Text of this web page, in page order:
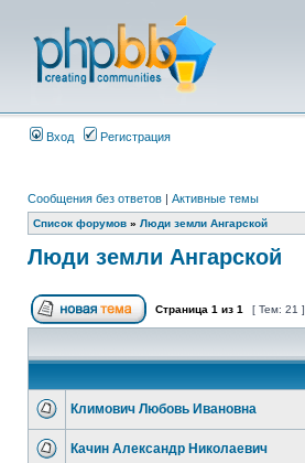
Вход Регистрация
Сообщения без ответов | Активные темы
Список форумов » Люди земли Ангарской
Люди земли Ангарской
Страница 1 из 1 [ Тем: 21 ]
Климович Любовь Ивановна
Качин Александр Николаевич